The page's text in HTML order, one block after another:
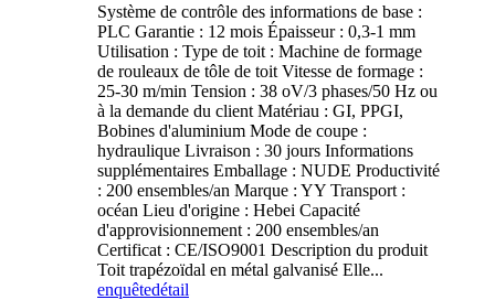
Système de contrôle des informations de base :
PLC Garantie : 12 mois Épaisseur : 0,3-1 mm
Utilisation : Type de toit : Machine de formage
de rouleaux de tôle de toit Vitesse de formage :
25-30 m/min Tension : 38 oV/3 phases/50 Hz ou
à la demande du client Matériau : GI, PPGI,
Bobines d'aluminium Mode de coupe :
hydraulique Livraison : 30 jours Informations
supplémentaires Emballage : NUDE Productivité
: 200 ensembles/an Marque : YY Transport :
océan Lieu d'origine : Hebei Capacité
d'approvisionnement : 200 ensembles/an
Certificat : CE/ISO9001 Description du produit
Toit trapézoïdal en métal galvanisé Elle...
enquêtedétail